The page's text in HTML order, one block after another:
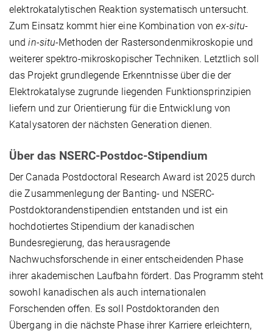
elektrokatalytischen Reaktion systematisch untersucht.
Zum Einsatz kommt hier eine Kombination vonex-situ-
undin-situ-Methoden der Rastersondenmikroskopie und
weiterer spektro-mikroskopischer Techniken. Letztlich soll
das Projekt grundlegende Erkenntnisse über die der
Elektrokatalyse zugrunde liegenden Funktionsprinzipien
liefern und zur Orientierung für die Entwicklung von
Katalysatoren der nächsten Generation dienen.
Über das NSERC-Postdoc-Stipendium
Der Canada Postdoctoral Research Award ist 2025 durch
die Zusammenlegung der Banting- und NSERC-
Postdoktorandenstipendien entstanden und ist ein
hochdotiertes Stipendium der kanadischen
Bundesregierung, das herausragende
Nachwuchsforschende in einer entscheidenden Phase
ihrer akademischen Laufbahn fördert. Das Programm steht
sowohl kanadischen als auch internationalen
Forschenden offen. Es soll Postdoktoranden den
Übergang in die nächste Phase ihrer Karriere erleichtern,